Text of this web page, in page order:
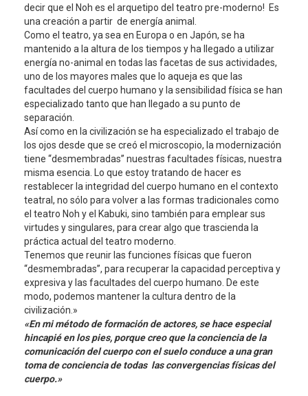
decir que el Noh es el arquetipo del teatro pre-moderno! Es
una creación a partir de energía animal.
Como el teatro, ya sea en Europa o en Japón, se ha
mantenido a la altura de los tiempos y ha llegado a utilizar
energía no-animal en todas las facetas de sus actividades,
uno de los mayores males que lo aqueja es que las
facultades del cuerpo humano y la sensibilidad física se han
especializado tanto que han llegado a su punto de
separación.
Así como en la civilización se ha especializado el trabajo de
los ojos desde que se creó el microscopio, la modernización
tiene “desmembradas” nuestras facultades físicas, nuestra
misma esencia. Lo que estoy tratando de hacer es
restablecer la integridad del cuerpo humano en el contexto
teatral, no sólo para volver a las formas tradicionales como
el teatro Noh y el Kabuki, sino también para emplear sus
virtudes y singulares, para crear algo que trascienda la
práctica actual del teatro moderno.
Tenemos que reunir las funciones físicas que fueron
“desmembradas”, para recuperar la capacidad perceptiva y
expresiva y las facultades del cuerpo humano. De este
modo, podemos mantener la cultura dentro de la
civilización.»
«En mi método de formación de actores, se hace especial
hincapié en los pies, porque creo que la conciencia de la
comunicación del cuerpo con el suelo conduce a una gran
toma de conciencia de todas las convergencias físicas del
cuerpo.»